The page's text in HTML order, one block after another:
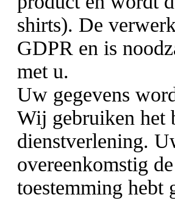
shirts). De
GDPR en is
met u.
Uw gegevens
Wij gebruiken het
dienstverlening.
overeenkomstig
toestemming hebt